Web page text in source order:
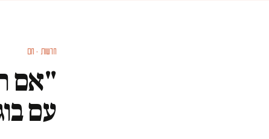
חדשות · חם
"אם
עם